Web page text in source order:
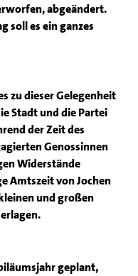
abgeändert.
soll es ein ganzes
zu dieser Gelegenheit
Stadt und die Partei
der Zeit des
Genossinnen
Widerstände
Amtszeit von Jochen
und großen
geplant,